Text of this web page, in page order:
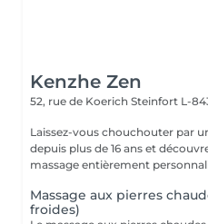
Kenzhe Zen
52, rue de Koerich Steinfort L-
Laissez-vous chouchouter par
depuis plus de 16 ans et
massage entièrement
Massage aux pierres
froides)